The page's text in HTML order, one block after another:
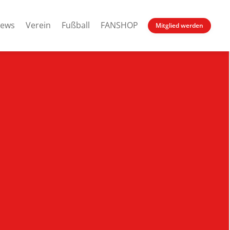
Verein Fußball FANSHOP Mitglied werden